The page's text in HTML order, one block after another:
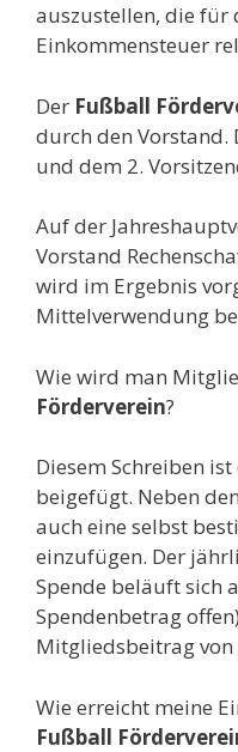
auszustellen, die für
Einkommensteuer
Der Fußball
durch den Vorstand.
und dem 2.
Auf der
Vorstand
wird im Ergebnis
Mittelverwendung
Wie wird man
Förderverein?
Diesem Schreiben
beigefügt. Neben
auch eine selbst
einzufügen. Der
Spende beläuft sich
Spendenbetrag
Mitgliedsbeitrag von
Wie erreicht meine
Fußball